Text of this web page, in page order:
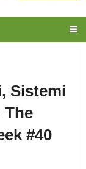
Sistemi
The
#40